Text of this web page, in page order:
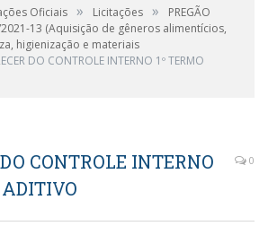
Oficiais » Licitações »
PREGÃO
2021-13 (Aquisição de gêneros alimentícios,
higienização e materiais
DO CONTROLE INTERNO 1º TERMO
CONTROLE INTERNO
ADITIVO
0